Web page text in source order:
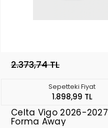
2.373,74 TL
Sepetteki Fiyat
1.898,99 TL
Celta Vigo 2026-2027
Forma Away